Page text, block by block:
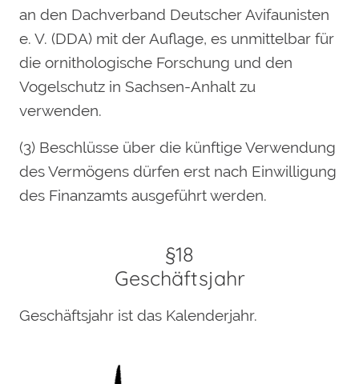
an den Dachverband Deutscher Avifaunisten
e. V. (DDA) mit der Auflage, es unmittelbar für
die ornithologische Forschung und den
Vogelschutz in Sachsen-Anhalt zu
verwenden.
(3) Beschlüsse über die künftige Verwendung
des Vermögens dürfen erst nach Einwilligung
des Finanzamts ausgeführt werden.
§18
Geschäftsjahr
Geschäftsjahr ist das Kalenderjahr.